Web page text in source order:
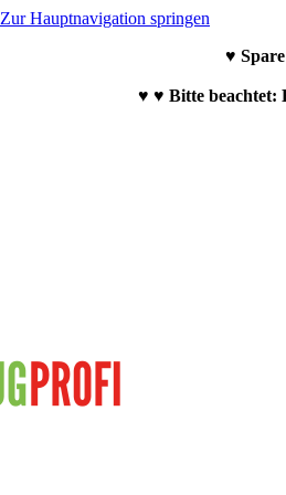
Zur Hauptnavigation springen
♥
♥ ♥ Bitte beachtet: